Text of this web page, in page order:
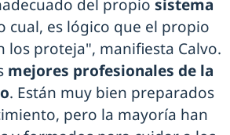
del propio sistema
cual, es lógico que el propio
los proteja", manifiesta Calvo.
mejores profesionales de la
. Están muy bien preparados
pero la mayoría han